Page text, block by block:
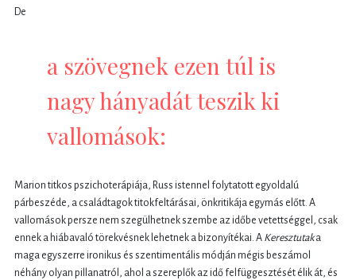
De
a szövegnek ezen túl is
nagy hányadát teszik ki
vallomások:
Marion titkos pszichoterápiája, Russ istennel folytatott egyoldalú
párbeszéde, a családtagok titokfeltárásai, önkritikája egymás előtt. A
vallomások persze nem szegülhetnek szembe az időbe vetettséggel, csak
ennek a hiábavaló törekvésnek lehetnek a bizonyítékai. A Keresztutaka
maga egyszerre ironikus és szentimentális módján mégis beszámol
néhány olyan pillanatról, ahol a szereplők az idő felfüggesztését élik át, és